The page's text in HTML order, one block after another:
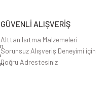
GÜVENLİ ALIŞVERİŞ
Alttan Isıtma Malzemeleri
Sorunsuz Alışveriş Deneyimi için
Doğru Adrestesiniz